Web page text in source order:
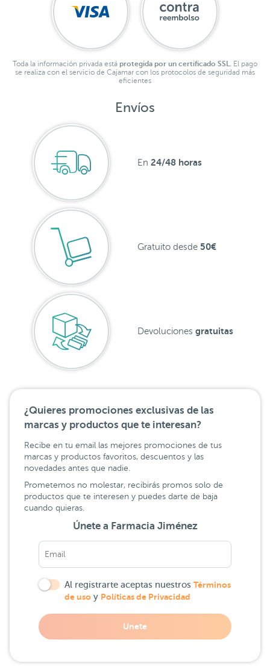
Toda la información privada está protegida por un certificado SSL. El pago
se realiza con el servicio de Cajamar con los protocolos de seguridad más
eficientes
Envíos
En 24/48 horas
Gratuito desde 50€
Devoluciones gratuitas
¿Quieres promociones exclusivas de las
marcas y productos que te interesan?
Recibe en tu email las mejores promociones de tus
marcas y productos favoritos, descuentos y las
novedades antes que nadie.
Prometemos no molestar, recibirás promos solo de
productos que te interesen y puedes darte de baja
cuando quieras.
Únete a Farmacia Jiménez
Al registrarte aceptas nuestros Términos
de uso y Políticas de Privacidad
Unete